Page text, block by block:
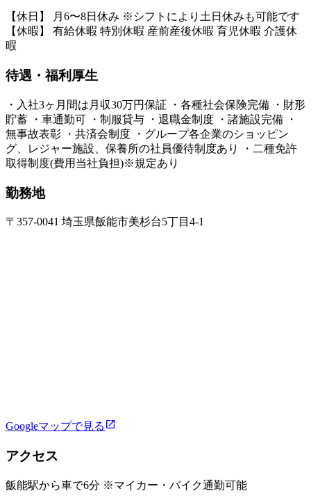
【休日】 月6〜8日休み ※シフトにより土日休みも可能です
【休暇】 有給休暇 特別休暇 産前産後休暇 育児休暇 介護休
暇
待遇・福利厚生
・入社3ヶ月間は月収30万円保証 ・各種社会保険完備 ・財形
貯蓄 ・車通勤可 ・制服貸与 ・退職金制度 ・諸施設完備 ・
無事故表彰 ・共済会制度 ・グループ各企業のショッピン
グ、レジャー施設、保養所の社員優待制度あり ・二種免許
取得制度(費用当社負担)※規定あり
勤務地
〒357-0041 埼玉県飯能市美杉台5丁目4-1
Googleマップで見る
アクセス
飯能駅から車で6分 ※マイカー・バイク通勤可能